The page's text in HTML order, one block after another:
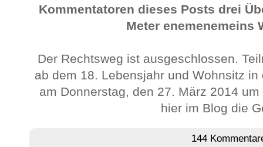
Kommentatoren dieses Posts drei
Meter enemenemeins
Der Rechtsweg ist ausgeschlossen.
ab dem 18. Lebensjahr und Wohnsitz
am Donnerstag, den 27. März 2014
hier im Blog die
144